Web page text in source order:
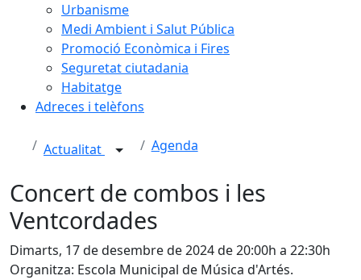
Urbanisme
Medi Ambient i Salut Pública
Promoció Econòmica i Fires
Seguretat ciutadania
Habitatge
Adreces i telèfons
Actualitat Agenda
Concert de combos i les
Ventcordades
Dimarts, 17 de desembre de 2024 de 20:00h a 22:30h
Organitza: Escola Municipal de Música d'Artés.